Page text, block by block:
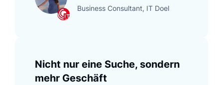
Business Consultant, IT Doel
Nicht nur eine Suche, sondern
mehr Geschäft